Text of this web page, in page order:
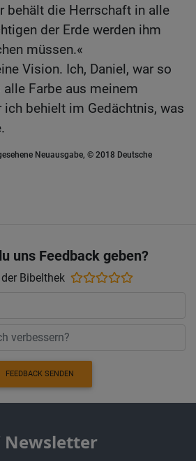
behält die Herrschaft in alle
der Erde werden ihm
müssen.«
Vision. Ich, Daniel, war so
Farbe aus meinem
ich behielt im Gedächtnis, was
Neuausgabe, © 2018 Deutsche
uns Feedback geben?
Bibelthek
FEEDBACK SENDEN
Newsletter